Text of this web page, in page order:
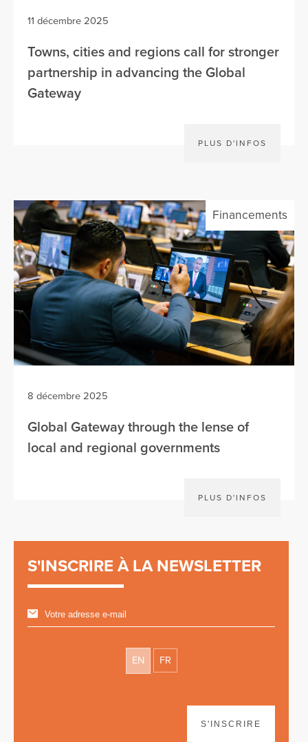
11 décembre 2025
Towns, cities and regions call for stronger
partnership in advancing the Global
Gateway
PLUS D'INFOS
Financements
8 décembre 2025
Global Gateway through the lense of
local and regional governments
PLUS D'INFOS
S'INSCRIRE À LA NEWSLETTER
EN FR
S'INSCRIRE